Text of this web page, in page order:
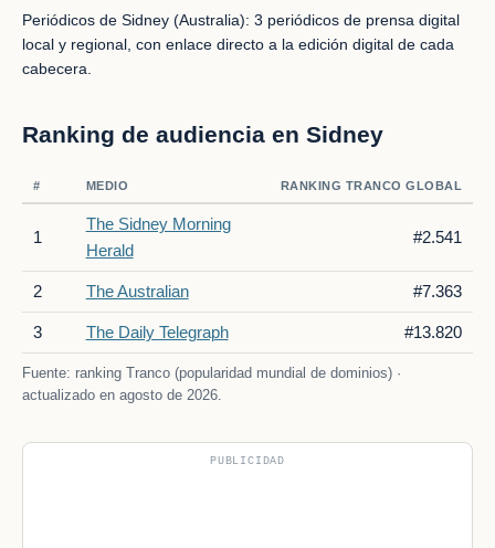
Periódicos de Sidney (Australia): 3 periódicos de prensa digital
local y regional, con enlace directo a la edición digital de cada
cabecera.
Ranking de audiencia en Sidney
# MEDIO RANKING TRANCO GLOBAL
1
The Sidney Morning
Herald
#2.541
2 The Australian #7.363
3 The Daily Telegraph #13.820
Fuente: ranking Tranco (popularidad mundial de dominios) ·
actualizado en agosto de 2026.
PUBLICIDAD